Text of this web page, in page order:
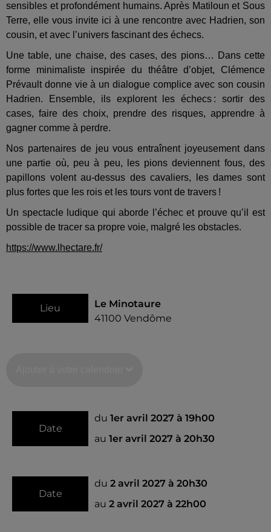
sensibles et profondément humains. Après Matiloun et Sous
Terre, elle vous invite ici à une rencontre avec Hadrien, son
cousin, et avec l’univers fascinant des échecs.
Une table, une chaise, des cases, des pions… Dans cette
forme minimaliste inspirée du théâtre d’objet, Clémence
Prévault donne vie à un dialogue complice avec son cousin
Hadrien. Ensemble, ils explorent les échecs : sortir des
cases, faire des choix, prendre des risques, apprendre à
gagner comme à perdre.
Nos partenaires de jeu vous entraînent joyeusement dans
une partie où, peu à peu, les pions deviennent fous, des
papillons volent au-dessus des cavaliers, les dames sont
plus fortes que les rois et les tours vont de travers !
Un spectacle ludique qui aborde l’échec et prouve qu’il est
possible de tracer sa propre voie, malgré les obstacles.
https://www.lhectare.fr/
Lieu
Le Minotaure
41100 Vendôme
Date
du 1er avril 2027 à 19h00
au 1er avril 2027 à 20h30
Date
du 2 avril 2027 à 20h30
au 2 avril 2027 à 22h00